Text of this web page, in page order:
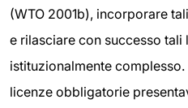
(WTO 2001b), incorporare
e rilasciare con successo tali
istituzionalmente
licenze obbligatorie